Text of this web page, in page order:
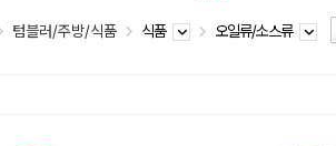
텀블러/주방/식품 식품 오일류/소스류